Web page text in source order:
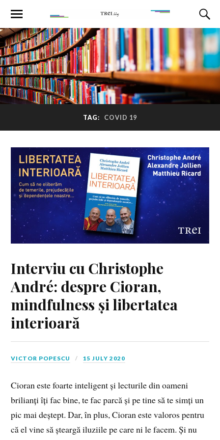
TAG: COVID 19
Interviu cu Christophe
André: despre Cioran,
mindfulness și libertatea
interioară
VICTOR POPESCU 15 JULY 2020
Cioran este foarte inteligent și lecturile din oameni
brilianți îți fac bine, te fac parcă și pe tine să te simți un
pic mai deștept. Dar, în plus, Cioran este valoros pentru
că el vine să șteargă iluziile pe care ni le facem. Și nu